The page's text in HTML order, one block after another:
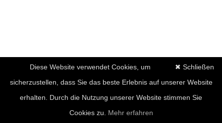
✖ Schließen
Diese Website verwendet Cookies, um
sicherzustellen, dass Sie das beste Erlebnis auf unserer Website
erhalten. Durch die Nutzung unserer Website stimmen Sie
Cookies zu. Mehr erfahren